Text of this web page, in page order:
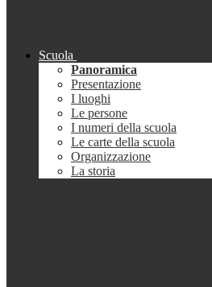
Scuola
Panoramica
Presentazione
I luoghi
Le persone
I numeri della scuola
Le carte della scuola
Organizzazione
La storia